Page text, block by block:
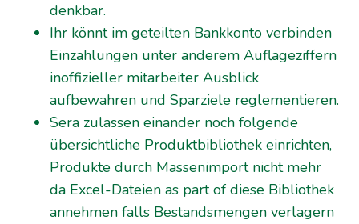
denkbar.
Ihr könnt im geteilten Bankkonto verbinden
Einzahlungen unter anderem Auflageziffern
inoffizieller mitarbeiter Ausblick
aufbewahren und Sparziele reglementieren.
Sera zulassen einander noch folgende
übersichtliche Produktbibliothek einrichten,
Produkte durch Massenimport nicht mehr
da Excel-Dateien as part of diese Bibliothek
annehmen falls Bestandsmengen verlagern